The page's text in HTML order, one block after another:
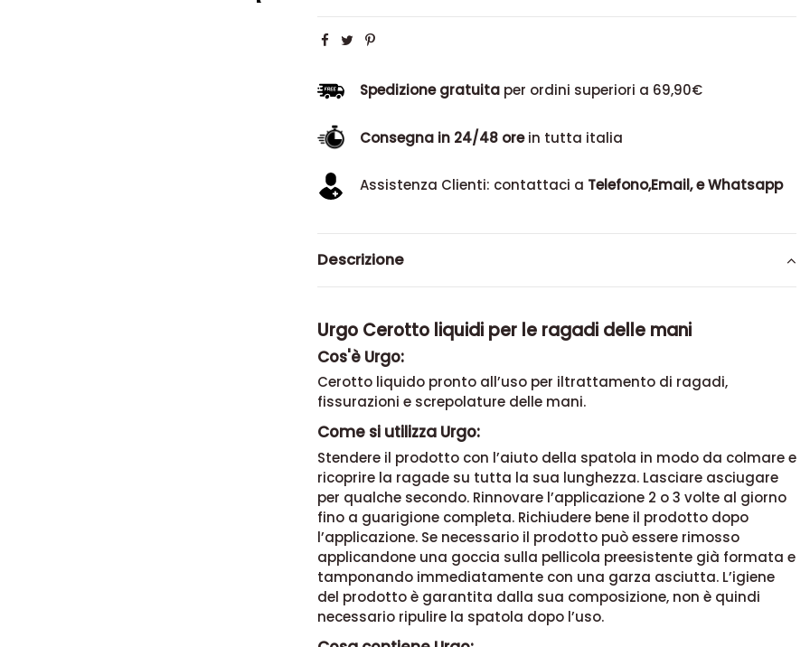
Urgo Cerotto liquidi per le ragadi delle mani
Cos'è Urgo:
Cerotto liquido pronto all’uso per iltrattamento di ragadi,
fissurazioni e screpolature delle mani.
Come si utilizza Urgo:
Stendere il prodotto con l’aiuto della spatola in modo da colmare e
ricoprire la ragade su tutta la sua lunghezza. Lasciare asciugare
per qualche secondo. Rinnovare l’applicazione 2 o 3 volte al giorno
fino a guarigione completa. Richiudere bene il prodotto dopo
l’applicazione. Se necessario il prodotto può essere rimosso
applicandone una goccia sulla pellicola preesistente già formata e
tamponando immediatamente con una garza asciutta. L’igiene
del prodotto è garantita dalla sua composizione, non è quindi
necessario ripulire la spatola dopo l’uso.